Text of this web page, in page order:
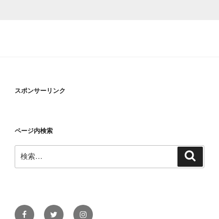
スポンサーリンク
ページ内検索
索:
FacebookTwitter Instagram